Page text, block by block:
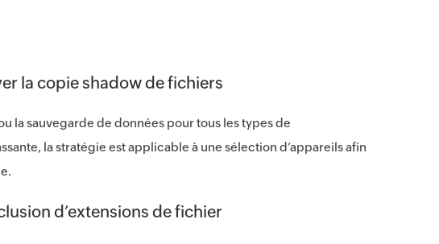
la copie shadow de fichiers
la sauvegarde de données pour tous les types de
la stratégie est applicable à une sélection d’appareils afin
d’extensions de fichier